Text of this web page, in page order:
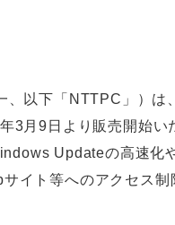
以下「NTTPC」）は
月9日より販売開始い
Updateの高速化
イト等へのアクセス